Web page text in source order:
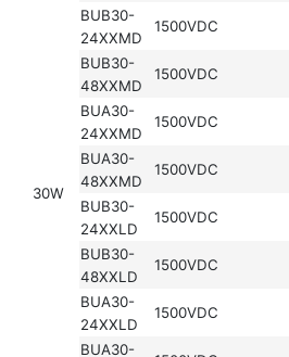
30W
BUB30-
24XXMD
1500VDC
BUB30-
48XXMD
1500VDC
BUA30-
24XXMD
1500VDC
BUA30-
48XXMD
1500VDC
BUB30-
24XXLD
1500VDC
BUB30-
48XXLD
1500VDC
BUA30-
24XXLD
1500VDC
BUA30-